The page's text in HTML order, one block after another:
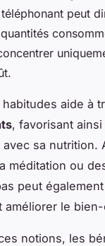
peut
aide à
, favorisant
sa nutrition.
méditation ou
peut
améliorer le
notions, les